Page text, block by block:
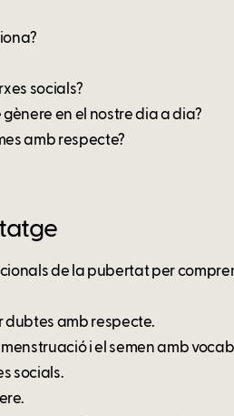
socials?
en el nostre dia a dia?
amb respecte?
de la pubertat per
dubtes amb respecte.
i el semen amb
socials.